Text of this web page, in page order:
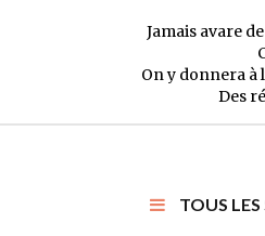
Jamais avare
On y donnera à
Des
TOUS LES